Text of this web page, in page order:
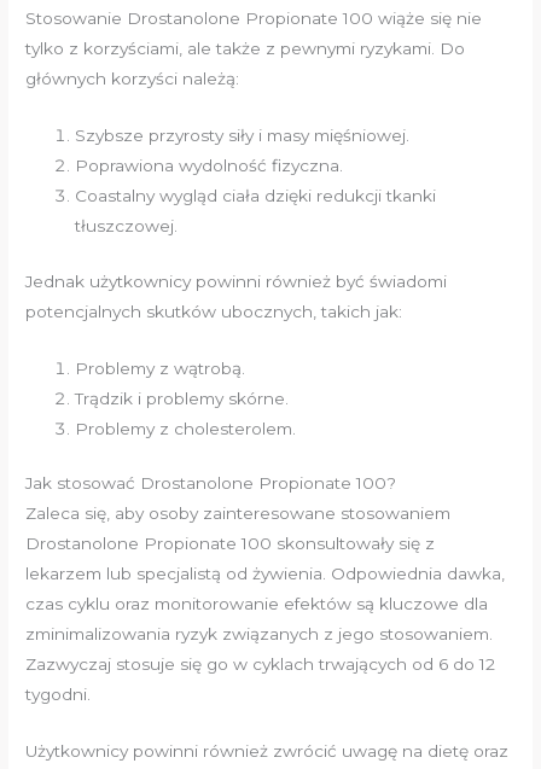
Stosowanie Drostanolone Propionate 100 wiąże się nie
tylko z korzyściami, ale także z pewnymi ryzykami. Do
głównych korzyści należą:
Szybsze przyrosty siły i masy mięśniowej.
Poprawiona wydolność fizyczna.
Coastalny wygląd ciała dzięki redukcji tkanki
tłuszczowej.
Jednak użytkownicy powinni również być świadomi
potencjalnych skutków ubocznych, takich jak:
Problemy z wątrobą.
Trądzik i problemy skórne.
Problemy z cholesterolem.
Jak stosować Drostanolone Propionate 100?
Zaleca się, aby osoby zainteresowane stosowaniem
Drostanolone Propionate 100 skonsultowały się z
lekarzem lub specjalistą od żywienia. Odpowiednia dawka,
czas cyklu oraz monitorowanie efektów są kluczowe dla
zminimalizowania ryzyk związanych z jego stosowaniem.
Zazwyczaj stosuje się go w cyklach trwających od 6 do 12
tygodni.
Użytkownicy powinni również zwrócić uwagę na dietę oraz